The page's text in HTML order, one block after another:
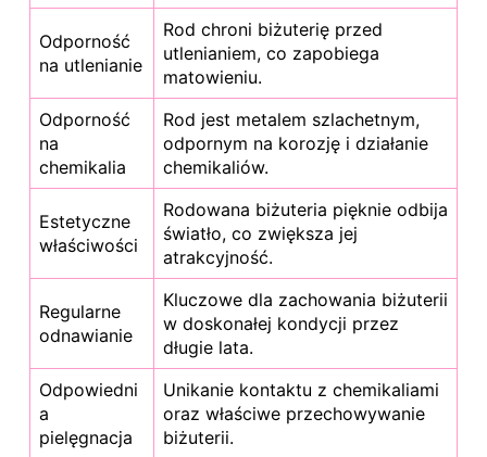
Odporność
na utlenianie
Rod chroni biżuterię przed
utlenianiem, co zapobiega
matowieniu.
Odporność
na
chemikalia
Rod jest metalem szlachetnym,
odpornym na korozję i działanie
chemikaliów.
Estetyczne
właściwości
Rodowana biżuteria pięknie odbija
światło, co zwiększa jej
atrakcyjność.
Regularne
odnawianie
Kluczowe dla zachowania biżuterii
w doskonałej kondycji przez
długie lata.
Odpowiedni
a
pielęgnacja
Unikanie kontaktu z chemikaliami
oraz właściwe przechowywanie
biżuterii.